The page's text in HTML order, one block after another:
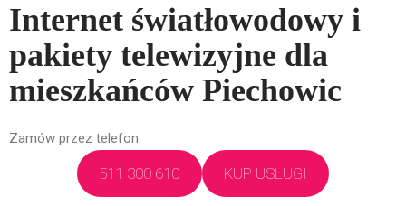
Internet światłowodowy i
pakiety telewizyjne dla
mieszkańców Piechowic
Zamów przez telefon:
511 300 610 KUP USŁUGI